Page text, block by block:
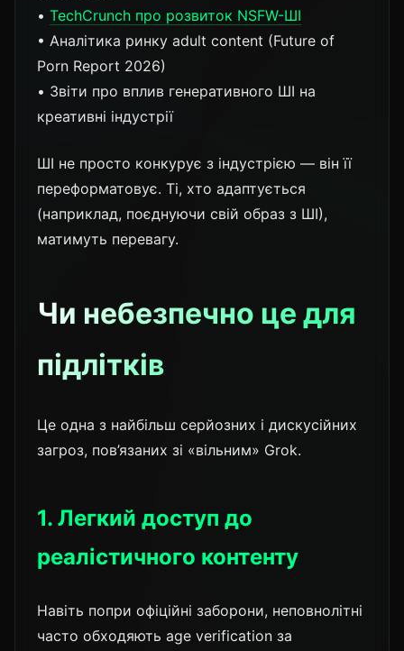
• TechCrunch про розвиток NSFW-ШІ
• Аналітика ринку adult content (Future of
Porn Report 2026)
• Звіти про вплив генеративного ШІ на
креативні індустрії
ШІ не просто конкурує з індустрією — він її
переформатовує. Ті, хто адаптується
(наприклад, поєднуючи свій образ з ШІ),
матимуть перевагу.
Чи небезпечно це для
підлітків
Це одна з найбільш серйозних і дискусійних
загроз, пов’язаних зі «вільним» Grok.
1. Легкий доступ до
реалістичного контенту
Навіть попри офіційні заборони, неповнолітні
часто обходяють age verification за